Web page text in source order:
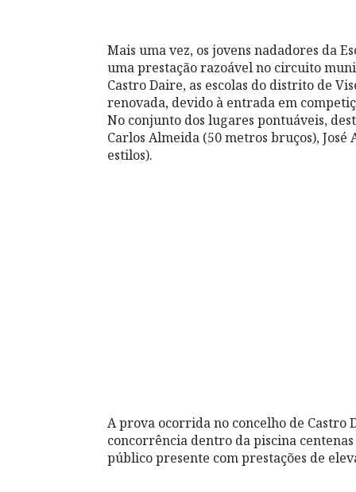
Mais uma vez, os jovens nadadores da
uma prestação razoável no circuito
Castro Daire, as escolas do distrito de
renovada, devido à entrada em
No conjunto dos lugares pontuáveis,
Carlos Almeida (50 metros bruços),
estilos).
A prova ocorrida no concelho de Castro
concorrência dentro da piscina
público presente com prestações de